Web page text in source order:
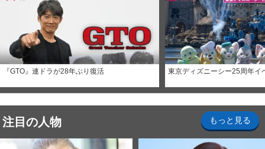
『GTO』連ドラが28年ぶり復活 東京ディズニーシー25周年イ
注目の人物 もっと見る